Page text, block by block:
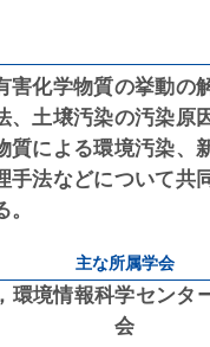
害化学物質の挙動の
、土壌汚染の汚染原
質による環境汚染、
手法などについて共
主な所属学会
環境情報科学センタ
会